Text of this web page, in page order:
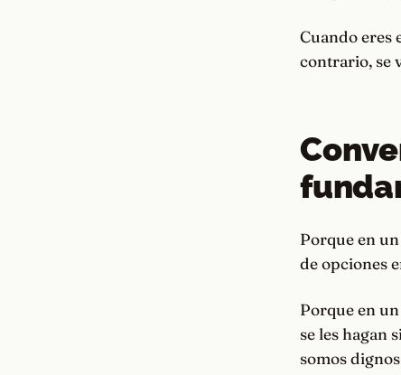
Cuando eres
contrario, se
Porque en
de opciones
Porque en
se les hagan
somos